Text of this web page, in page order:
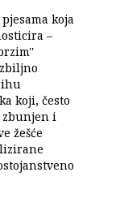
koja
–
koji, često
i
žešće